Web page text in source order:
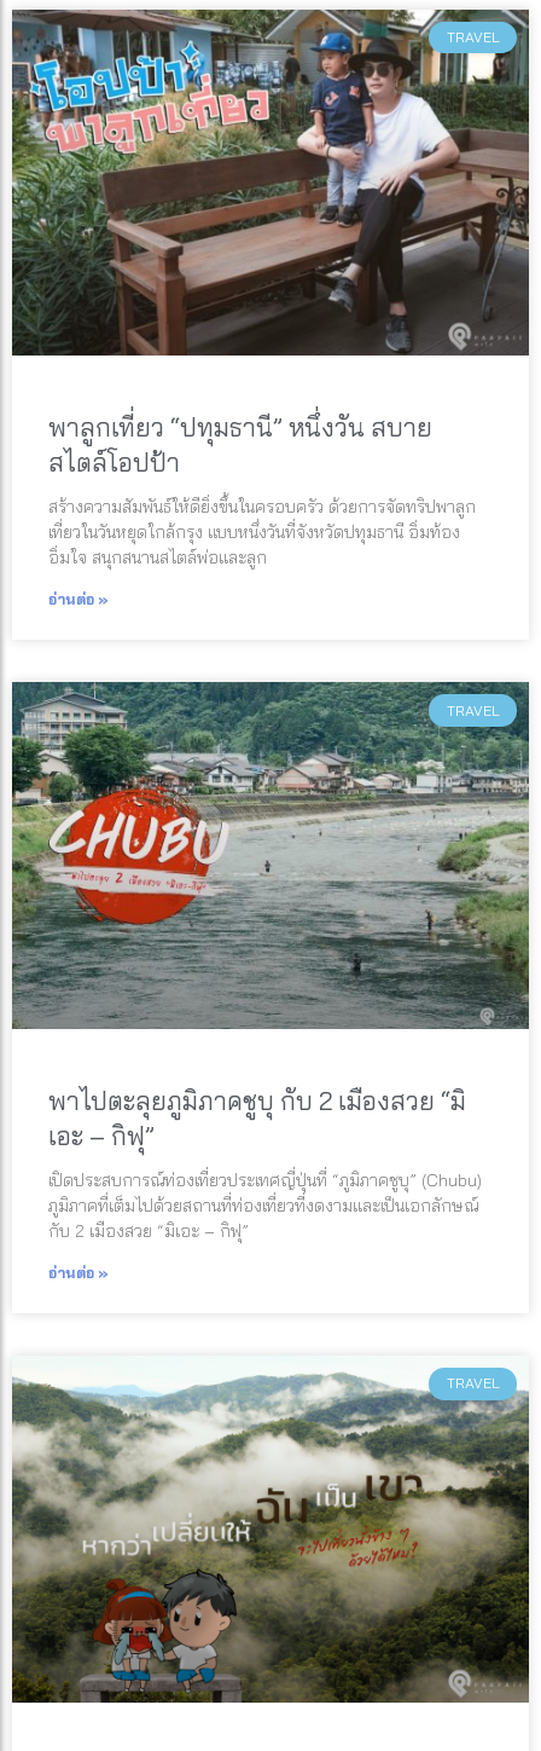
TRAVEL
พาลูกเที่ยว “ปทุมธานี” หนึ่งวัน สบาย
สไตล์โอปป้า
สร้างความสัมพันธ์ให้ดียิ่งขึ้นในครอบครัว ด้วยการจัดทริปพาลูก
เที่ยวในวันหยุดใกล้กรุง แบบหนึ่งวันที่จังหวัดปทุมธานี อิ่มท้อง
อิ่มใจ สนุกสนานสไตล์พ่อและลูก
อ่านต่อ »
TRAVEL
พาไปตะลุยภูมิภาคชูบุ กับ 2 เมืองสวย “มิ
เอะ – กิฟุ”
เปิดประสบการณ์ท่องเที่ยวประเทศญี่ปุ่นที่ “ภูมิภาคชูบุ” (Chubu)
ภูมิภาคที่เต็มไปด้วยสถานที่ท่องเที่ยวที่งดงามและเป็นเอกลักษณ์
กับ 2 เมืองสวย “มิเอะ – กิฟุ”
อ่านต่อ »
TRAVEL